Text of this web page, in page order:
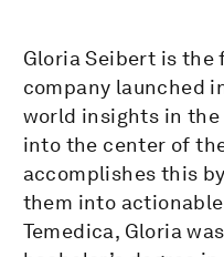
Gloria Seibert is the
company launched
world insights in
into the center of
accomplishes this
them into
Temedica, Gloria